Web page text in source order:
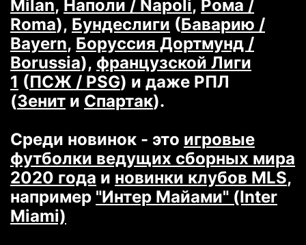
Milan, Наполи / Napoli, Рома /
Roma), Бундеслиги (Баварию /
Bayern, Боруссия Дортмунд /
Borussia), французской Лиги
1 (ПСЖ / PSG) и даже РПЛ
(Зенит и Спартак).
Среди новинок - это игровые
футболки ведущих сборных мира
2020 года и новинки клубов MLS,
например "Интер Майами" (Inter
Miami)